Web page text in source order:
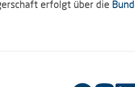
erfolgt über die